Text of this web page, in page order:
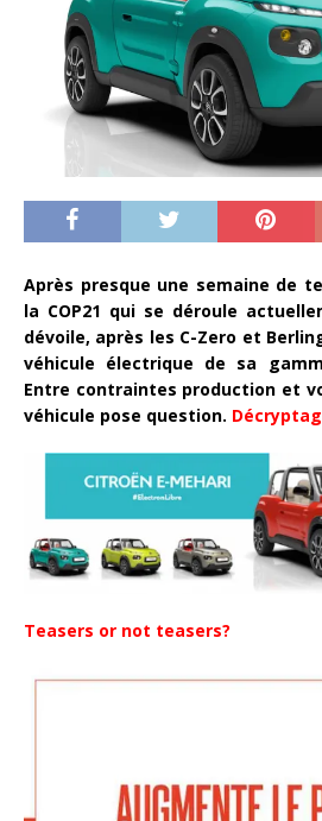
Après presque une semaine de
la COP21 qui se déroule
dévoile, après les C-Zero et
véhicule électrique de sa
Entre contraintes production et
véhicule pose question.
Teasers or not teasers?